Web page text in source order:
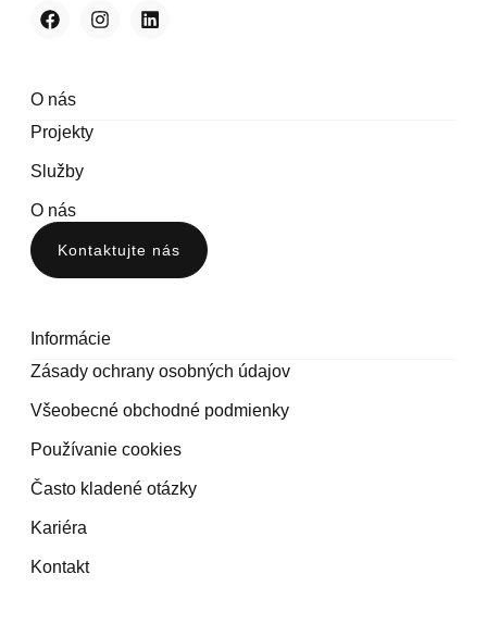
O nás
Projekty
Služby
O nás
Kontaktujte nás
Informácie
Zásady ochrany osobných údajov
Všeobecné obchodné podmienky
Používanie cookies
Často kladené otázky
Kariéra
Kontakt